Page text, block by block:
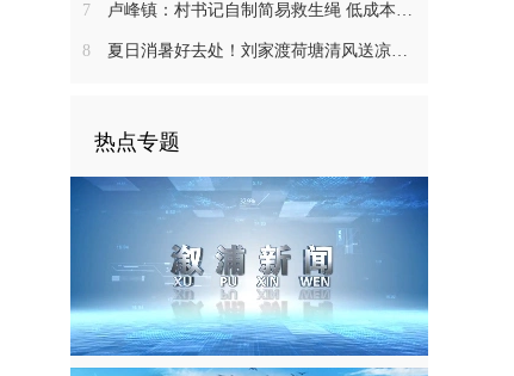
7 卢峰镇：村书记自制简易救生绳 低成本筑牢防溺水安全防线
8 夏日消暑好去处！刘家渡荷塘清风送凉引客来
热点专题